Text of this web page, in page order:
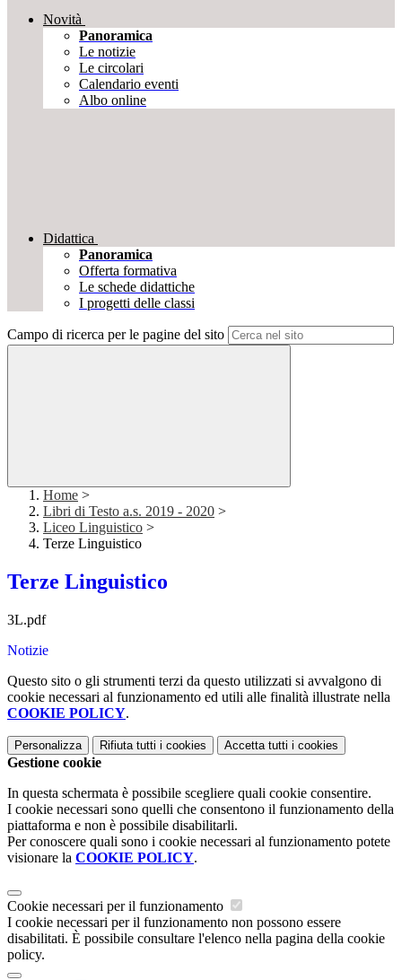
Novità
Panoramica
Le notizie
Le circolari
Calendario eventi
Albo online
Didattica
Panoramica
Offerta formativa
Le schede didattiche
I progetti delle classi
Campo di ricerca per le pagine del sito
Home >
Libri di Testo a.s. 2019 - 2020 >
Liceo Linguistico >
Terze Linguistico
Terze Linguistico
3L.pdf
Notizie
Questo sito o gli strumenti terzi da questo utilizzati si avvalgono di
cookie necessari al funzionamento ed utili alle finalità illustrate nella
COOKIE POLICY.
Personalizza Rifiuta tutti i cookies Accetta tutti i cookies
Gestione cookie
In questa schermata è possibile scegliere quali cookie consentire.
I cookie necessari sono quelli che consentono il funzionamento della
piattaforma e non è possibile disabilitarli.
Per conoscere quali sono i cookie necessari al funzionamento potete
visionare la COOKIE POLICY.
Cookie necessari per il funzionamento
I cookie necessari per il funzionamento non possono essere
disabilitati. È possibile consultare l'elenco nella pagina della cookie
policy.